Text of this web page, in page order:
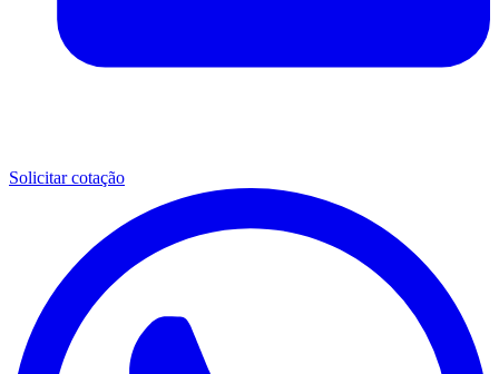
Solicitar cotação